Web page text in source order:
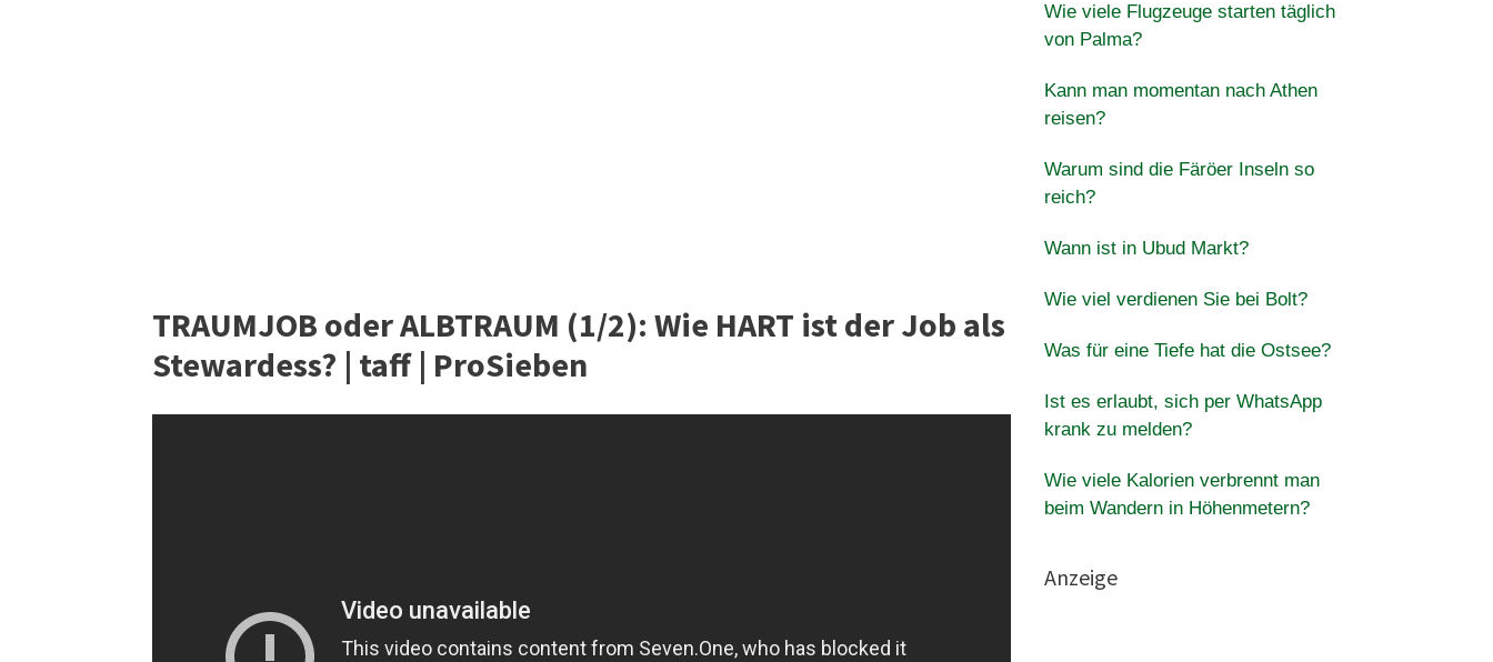
TRAUMJOB oder ALBTRAUM (1/2): Wie HART ist der Job als
Stewardess? | taff | ProSieben
Wie viele Flugzeuge starten täglich
von Palma?
Kann man momentan nach Athen
reisen?
Warum sind die Färöer Inseln so
reich?
Wann ist in Ubud Markt?
Wie viel verdienen Sie bei Bolt?
Was für eine Tiefe hat die Ostsee?
Ist es erlaubt, sich per WhatsApp
krank zu melden?
Wie viele Kalorien verbrennt man
beim Wandern in Höhenmetern?
Anzeige